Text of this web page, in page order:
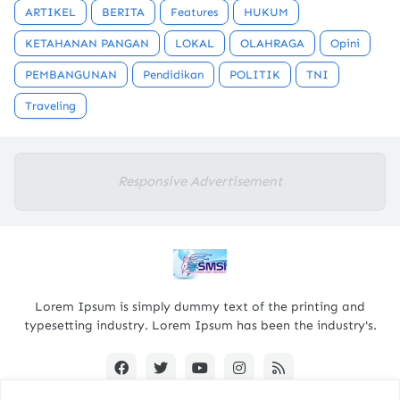
ARTIKEL BERITA Features HUKUM
KETAHANAN PANGAN LOKAL OLAHRAGA Opini
PEMBANGUNAN Pendidikan POLITIK TNI
Traveling
Responsive Advertisement
Lorem Ipsum is simply dummy text of the printing and
typesetting industry. Lorem Ipsum has been the industry's.